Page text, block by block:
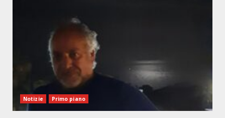
Notizie Primo piano